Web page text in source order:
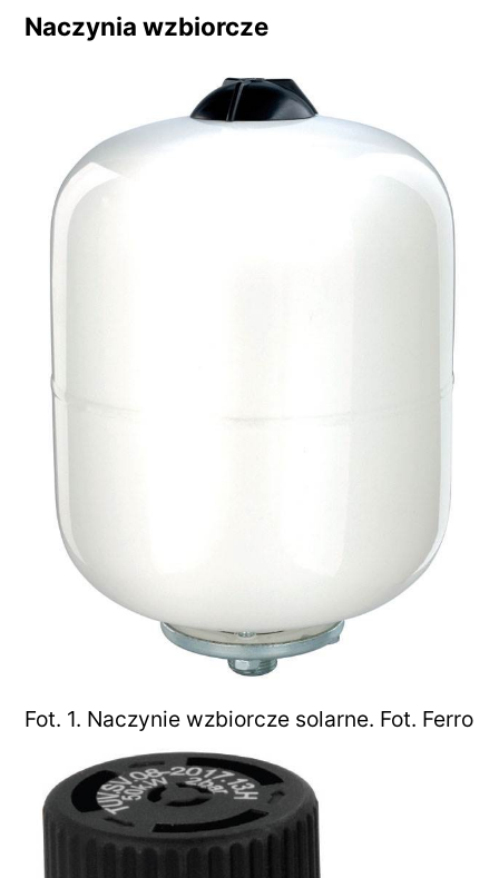
Naczynia wzbiorcze
Fot. 1. Naczynie wzbiorcze solarne. Fot. Ferro